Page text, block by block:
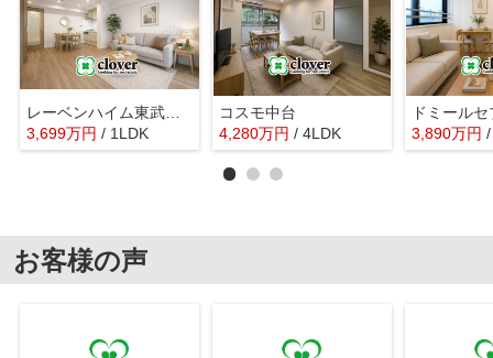
レーベンハイム東武練馬
3,699万円 / 1LDK
コスモ中台
4,280万円 / 4LDK
ドミール
3,890万円
お客様の声